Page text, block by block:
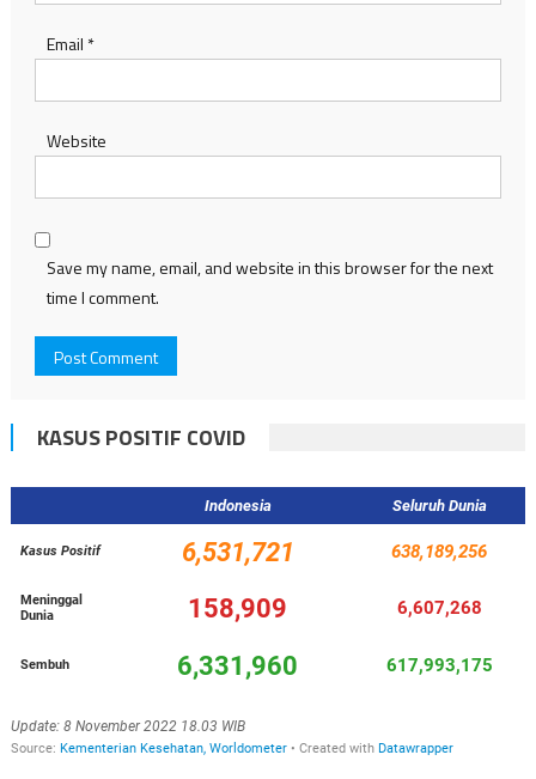
Email *
Website
Save my name, email, and website in this browser for the next
time I comment.
KASUS POSITIF COVID